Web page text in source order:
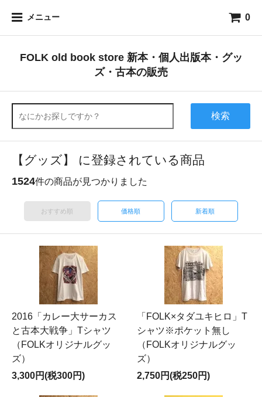
メニュー 0
FOLK old book store 新本・個人出版本・グッ
ズ・古本の販売
検索
【グッズ】 に登録されている商品
1524件の商品が見つかりました
おすすめ順 価格順 新着順
2016「カレー大サーカス
と古本大戦争」Tシャツ
（FOLKオリジナルグッ
ズ）
3,300円(税300円)
「FOLK×タダユキヒロ」T
シャツ※ポケット無し
（FOLKオリジナルグッ
ズ）
2,750円(税250円)